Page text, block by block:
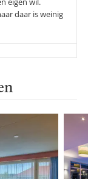
daar is weinig